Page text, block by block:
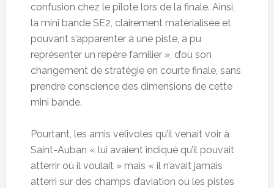
confusion chez le pilote lors de la finale. Ainsi,
la mini bande SE2, clairement matérialisée et
pouvant s’apparenter à une piste, a pu
représenter un repère familier », d’où son
changement de stratégie en courte finale, sans
prendre conscience des dimensions de cette
mini bande.
Pourtant, les amis vélivoles qu’il venait voir à
Saint-Auban « lui avaient indiqué qu’il pouvait
atterrir où il voulait » mais « il n’avait jamais
atterri sur des champs d’aviation où les pistes